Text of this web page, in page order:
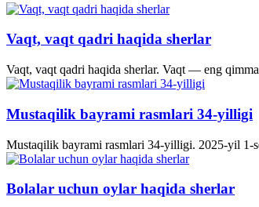
Vaqt, vaqt qadri haqida sherlar
Vaqt, vaqt qadri haqida sherlar. Vaqt — eng
Mustaqilik bayrami rasmlari 34-yilligi
Mustaqilik bayrami rasmlari 34-yilligi. 2025-yil 1-
Bolalar uchun oylar haqida sherlar